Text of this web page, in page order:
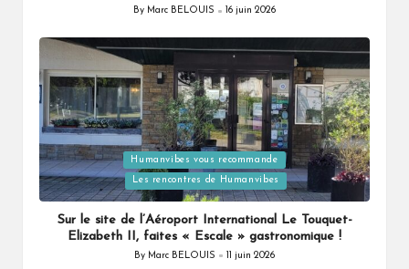
Posted
By Marc BELOUIS 16 juin 2026
Posted
in
Humanvibes vous recommande
Les rencontres de Humanvibes
Sur le site de l’Aéroport International Le Touquet-
Elizabeth II, faites « Escale » gastronomique !
Posted
By Marc BELOUIS 11 juin 2026